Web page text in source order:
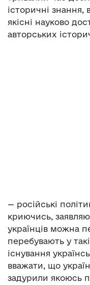
історичні
якісні науково
авторських
— російські
криючись,
українців можна
перебувають у
існування
вважати, що
задурили якоюсь